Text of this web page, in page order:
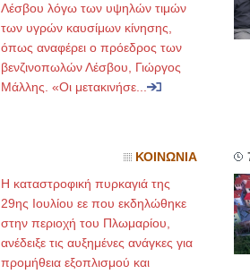
Λέσβου λόγω των υψηλών τιμών
των υγρών καυσίμων κίνησης,
όπως αναφέρει ο πρόεδρος των
βενζινοπωλών Λέσβου, Γιώργος
Μάλλης. «Οι μετακινήσε...
ΚΟΙΝΩΝΙΑ
Η καταστροφική πυρκαγιά της
29ης Ιουλίου εε που εκδηλώθηκε
στην περιοχή του Πλωμαρίου,
ανέδειξε τις αυξημένες ανάγκες για
προμήθεια εξοπλισμού και